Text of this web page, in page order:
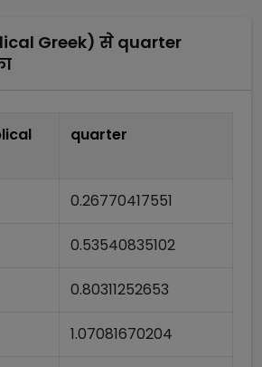
Greek) से quarter
quarter
0.26770417551
0.53540835102
0.80311252653
1.07081670204